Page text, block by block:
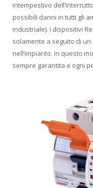
intempestivo
possibili danni in tutti gli
industriale). I dispositivi
solamente a seguito di
nell’impianto. In questo
sempre garantita e ogni